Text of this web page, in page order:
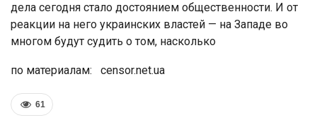
дела сегодня стало достоянием общественности. И от
реакции на него украинских властей — на Западе во
многом будут судить о том, насколько
по материалам: censor.net.ua
61